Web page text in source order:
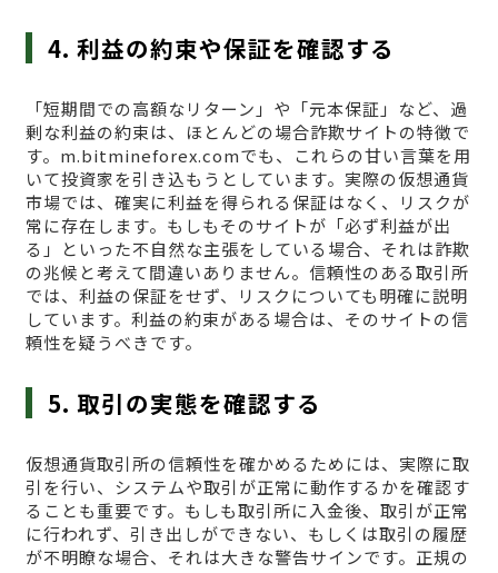
4. 利益の約束や保証を確認する
「短期間での高額なリターン」や「元本保証」など、過
剰な利益の約束は、ほとんどの場合詐欺サイトの特徴で
す。m.bitmineforex.comでも、これらの甘い言葉を用
いて投資家を引き込もうとしています。実際の仮想通貨
市場では、確実に利益を得られる保証はなく、リスクが
常に存在します。もしもそのサイトが「必ず利益が出
る」といった不自然な主張をしている場合、それは詐欺
の兆候と考えて間違いありません。信頼性のある取引所
では、利益の保証をせず、リスクについても明確に説明
しています。利益の約束がある場合は、そのサイトの信
頼性を疑うべきです。
5. 取引の実態を確認する
仮想通貨取引所の信頼性を確かめるためには、実際に取
引を行い、システムや取引が正常に動作するかを確認す
ることも重要です。もしも取引所に入金後、取引が正常
に行われず、引き出しができない、もしくは取引の履歴
が不明瞭な場合、それは大きな警告サインです。正規の